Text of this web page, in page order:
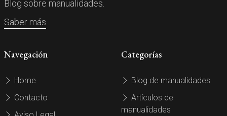
Blog sobre manualidades.
Saber más
Navegación
Home
Contacto
Categorías
Blog de manualidades
Artículos de
manualidades